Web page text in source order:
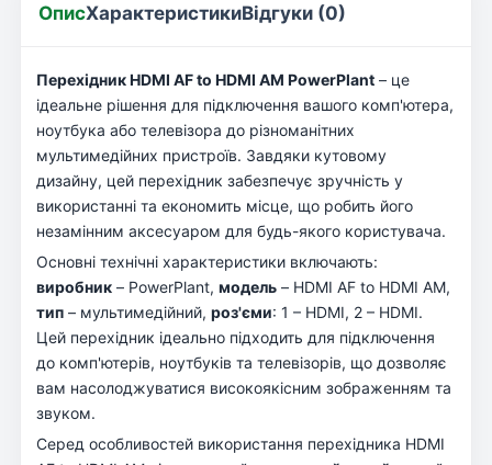
ОписХарактеристикиВідгуки (0)
Перехідник HDMI AF to HDMI AM PowerPlant – це
ідеальне рішення для підключення вашого комп'ютера,
ноутбука або телевізора до різноманітних
мультимедійних пристроїв. Завдяки кутовому
дизайну, цей перехідник забезпечує зручність у
використанні та економить місце, що робить його
незамінним аксесуаром для будь-якого користувача.
Основні технічні характеристики включають:
виробник – PowerPlant, модель – HDMI AF to HDMI AM,
тип – мультимедійний, роз'єми: 1 – HDMI, 2 – HDMI.
Цей перехідник ідеально підходить для підключення
до комп'ютерів, ноутбуків та телевізорів, що дозволяє
вам насолоджуватися високоякісним зображенням та
звуком.
Серед особливостей використання перехідника HDMI